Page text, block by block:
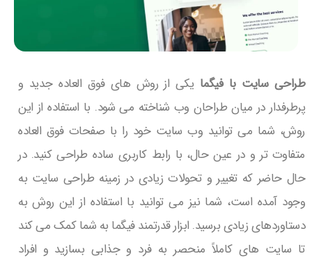
طراحی سایت با فیگما یکی از روش های فوق العاده جدید و
پرطرفدار در میان طراحان وب شناخته می شود. با استفاده از این
روش، شما می توانید وب سایت خود را با صفحات فوق العاده
متفاوت تر و در عین حال، با رابط کاربری ساده طراحی کنید. در
حال حاضر که تغییر و تحولات زیادی در زمینه طراحی سایت به
وجود آمده است، شما نیز می توانید با استفاده از این روش به
دستاوردهای زیادی برسید. ابزار قدرتمند فیگما به شما کمک می کند
تا سایت های کاملاً منحصر به فرد و جذابی بسازید و افراد